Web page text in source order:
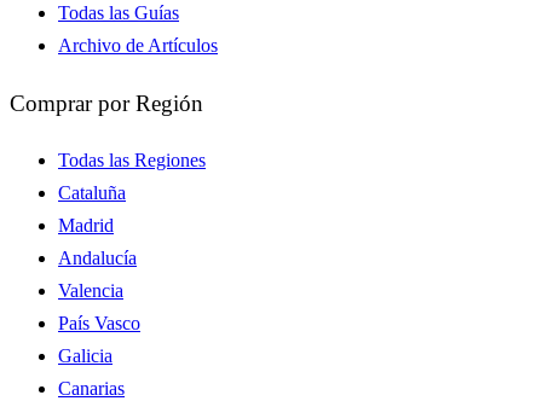
Todas las Guías
Archivo de Artículos
Comprar por Región
Todas las Regiones
Cataluña
Madrid
Andalucía
Valencia
País Vasco
Galicia
Canarias